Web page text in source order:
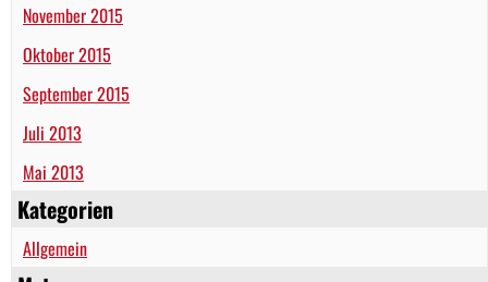
November 2015
Oktober 2015
September 2015
Juli 2013
Mai 2013
Kategorien
Allgemein